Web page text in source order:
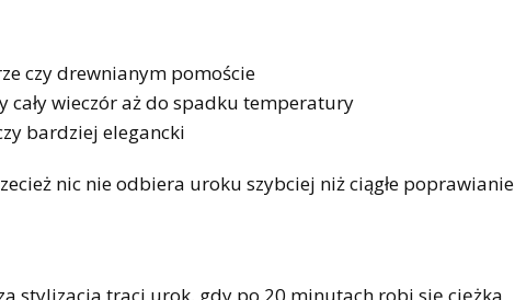
czy drewnianym pomoście
cały wieczór aż do spadku temperatury
bardziej elegancki
nic nie odbiera uroku szybciej niż ciągłe poprawianie
stylizacja traci urok, gdy po 20 minutach robi się ciężka